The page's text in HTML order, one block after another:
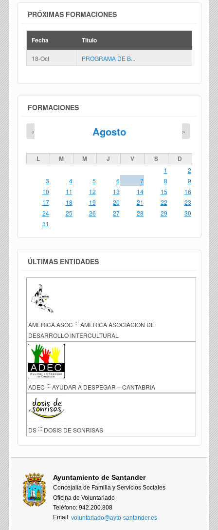
PRÓXIMAS FORMACIONES
Fecha Titulo
18-Oct PROGRAMA DE B...
FORMACIONES
Agosto
« »
L M M J V S D
1
2
3
4 5 6 7 8
9
10
11 12 13 14 15
16
17
18 19 20 21 22
23
24
25 26 27 28 29
30
31
ÚLTIMAS ENTIDADES
AMERICA.ASOC ::: AMERICA ASOCIACION DE
DESARROLLO INTERCULTURAL
ADEC ::: AYUDAR A DESPEGAR – CANTABRIA
DS ::: DOSIS DE SONRISAS
Ayuntamiento de Santander
Concejalía de Familia y Servicios Sociales
Oficina de Voluntariado
Teléfono: 942.200.808
Email:voluntariado@ayto-santander.es